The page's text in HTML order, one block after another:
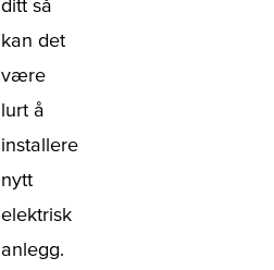
ditt så
kan det
være
lurt å
installere
nytt
elektrisk
anlegg.